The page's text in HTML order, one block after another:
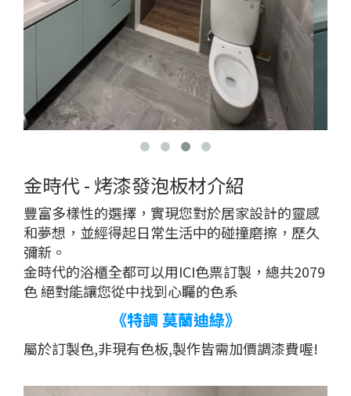
金時代 - 烤漆發泡板材介紹
豐富多樣性的選擇，實現您對於居家設計的靈感
和夢想，並經得起日常生活中的碰撞磨擦，歷久
彌新。
金時代的浴櫃全都可以用ICI色票訂製，總共2079
色 絕對能讓您從中找到心矚的色系
《特調 莫蘭迪綠》
屬於訂製色,非現有色板,製作皆需加價調漆費喔!